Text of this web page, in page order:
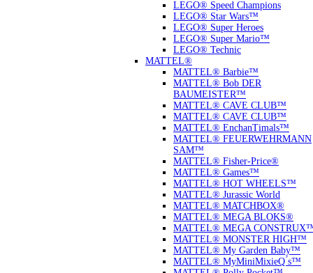
LEGO® Speed Champions
LEGO® Star Wars™
LEGO® Super Heroes
LEGO® Super Mario™
LEGO® Technic
MATTEL®
MATTEL® Barbie™
MATTEL® Bob DER
BAUMEISTER™
MATTEL® CAVE CLUB™
MATTEL® CAVE CLUB™
MATTEL® EnchanTimals™
MATTEL® FEUERWEHRMANN
SAM™
MATTEL® Fisher-Price®
MATTEL® Games™
MATTEL® HOT WHEELS™
MATTEL® Jurassic World
MATTEL® MATCHBOX®
MATTEL® MEGA BLOKS®
MATTEL® MEGA
MATTEL® MONSTER HIGH™
MATTEL® My Garden Baby™
MATTEL® MyMiniMixieQ ́s™